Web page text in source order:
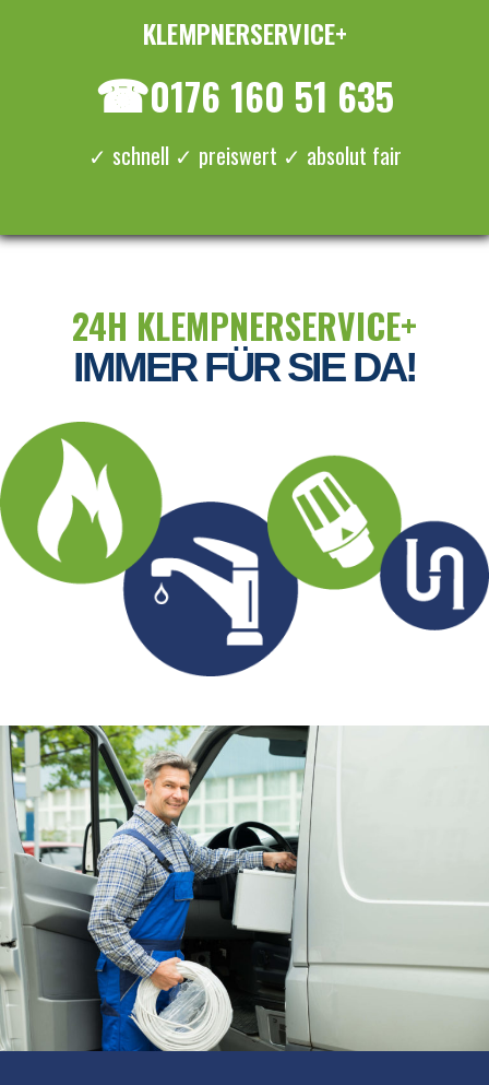
KLEMPNERSERVICE+
☎0176 160 51 635
✓ schnell ✓ preiswert ✓ absolut fair
24H KLEMPNERSERVICE+
IMMER FÜR SIE DA!